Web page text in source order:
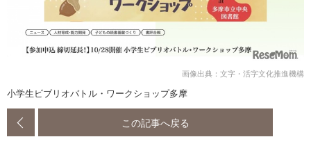
画像出典：文字・活字文化推進機構
小学生ビブリオバトル・ワークショップ多摩
この記事へ戻る